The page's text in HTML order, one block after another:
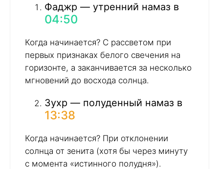
Фаджр — утренний намаз в
04:50
Когда начинается? С рассветом при
первых признаках белого свечения на
горизонте, а заканчивается за несколько
мгновений до восхода солнца.
Зухр — полуденный намаз в
13:38
Когда начинается? При отклонении
солнца от зенита (хотя бы через минуту
с момента «истинного полудня»).